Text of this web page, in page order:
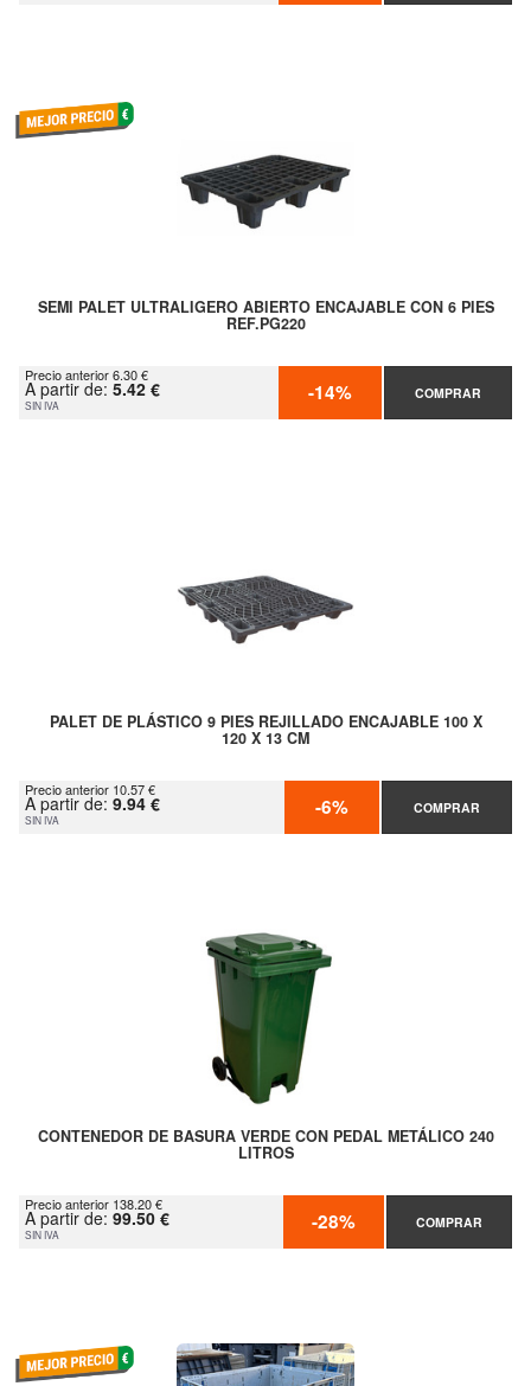
SEMI PALET ULTRALIGERO ABIERTO ENCAJABLE CON 6 PIES
REF.PG220
Precio anterior 6.30 €
A partir de: 5.42 €
SIN IVA -14% COMPRAR
PALET DE PLÁSTICO 9 PIES REJILLADO ENCAJABLE 100 X
120 X 13 CM
Precio anterior 10.57 €
A partir de: 9.94 €
SIN IVA -6% COMPRAR
CONTENEDOR DE BASURA VERDE CON PEDAL METÁLICO 240
LITROS
Precio anterior 138.20 €
A partir de: 99.50 €
SIN IVA -28% COMPRAR